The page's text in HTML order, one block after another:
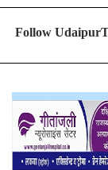
Follow